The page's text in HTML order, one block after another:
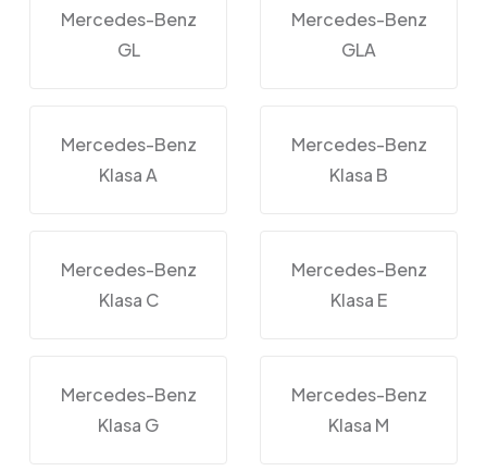
Mercedes-Benz
GL
Mercedes-Benz
GLA
Mercedes-Benz
Klasa A
Mercedes-Benz
Klasa B
Mercedes-Benz
Klasa C
Mercedes-Benz
Klasa E
Mercedes-Benz
Klasa G
Mercedes-Benz
Klasa M